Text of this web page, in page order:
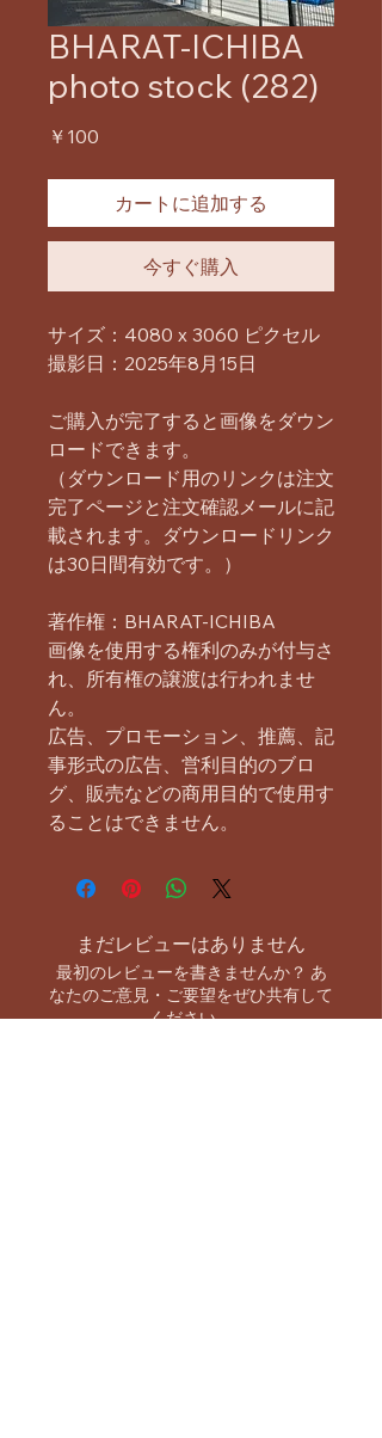
BHARAT-ICHIBA
photo stock (282)
￥100
カートに追加する
今すぐ購入
サイズ：4080 x 3060 ピクセル
撮影日：2025年8月15日
ご購入が完了すると画像をダウン
ロードできます。
（ダウンロード用のリンクは注文
完了ページと注文確認メールに記
載されます。ダウンロードリンク
は30日間有効です。）
著作権：BHARAT-ICHIBA
画像を使用する権利のみが付与さ
れ、所有権の譲渡は行われませ
ん。
広告、プロモーション、推薦、記
事形式の広告、営利目的のブロ
グ、販売などの商用目的で使用す
ることはできません。
まだレビューはありません
最初のレビューを書きませんか？ あ
なたのご意見・ご要望をぜひ共有して
ください。